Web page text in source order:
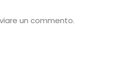
un commento.